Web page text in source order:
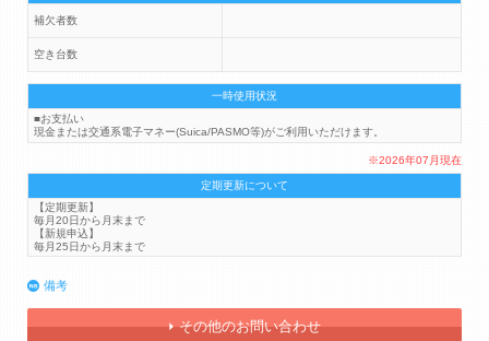
補欠者数
空き台数
一時使用状況
■お支払い
現金または交通系電子マネー(Suica/PASMO等)がご利用いただけます。
※2026年07月現在
定期更新について
【定期更新】
毎月20日から月末まで
【新規申込】
毎月25日から月末まで
備考
その他のお問い合わせ